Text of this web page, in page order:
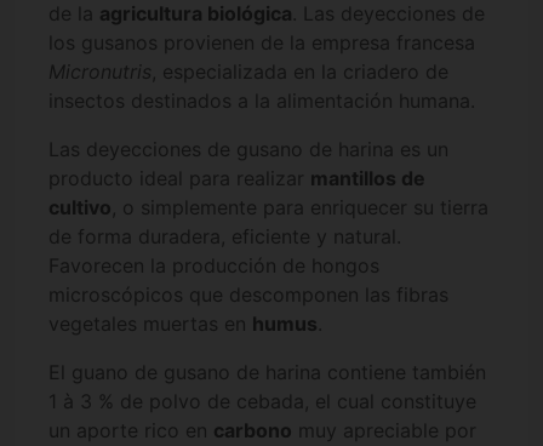
de la agricultura biológica. Las deyecciones de
los gusanos provienen de la empresa francesa
Micronutris, especializada en la criadero de
insectos destinados a la alimentación humana.
Las deyecciones de gusano de harina es un
producto ideal para realizar mantillos de
cultivo, o simplemente para enriquecer su tierra
de forma duradera, eficiente y natural.
Favorecen la producción de hongos
microscópicos que descomponen las fibras
vegetales muertas en humus.
El guano de gusano de harina contiene también
1 à 3 % de polvo de cebada, el cual constituye
un aporte rico en carbono muy apreciable por